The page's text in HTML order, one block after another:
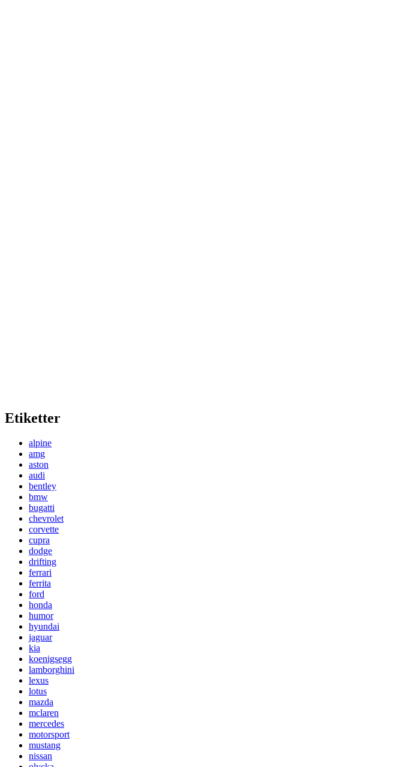
Etiketter
alpine
amg
aston
audi
bentley
bmw
bugatti
chevrolet
corvette
cupra
dodge
drifting
ferrari
ferrita
ford
honda
humor
hyundai
jaguar
kia
koenigsegg
lamborghini
lexus
lotus
mazda
mclaren
mercedes
motorsport
mustang
nissan